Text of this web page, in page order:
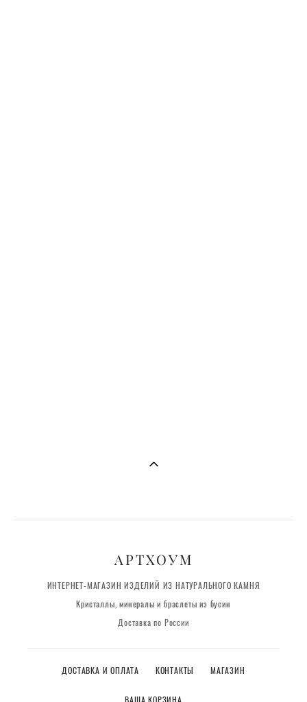
АРТХОУМ
ИНТЕРНЕТ-МАГАЗИН ИЗДЕЛИЙ ИЗ НАТУРАЛЬНОГО КАМНЯ
Кристаллы, минералы и браслеты из бусин
Доставка по России
ДОСТАВКА И ОПЛАТА КОНТАКТЫ МАГАЗИН